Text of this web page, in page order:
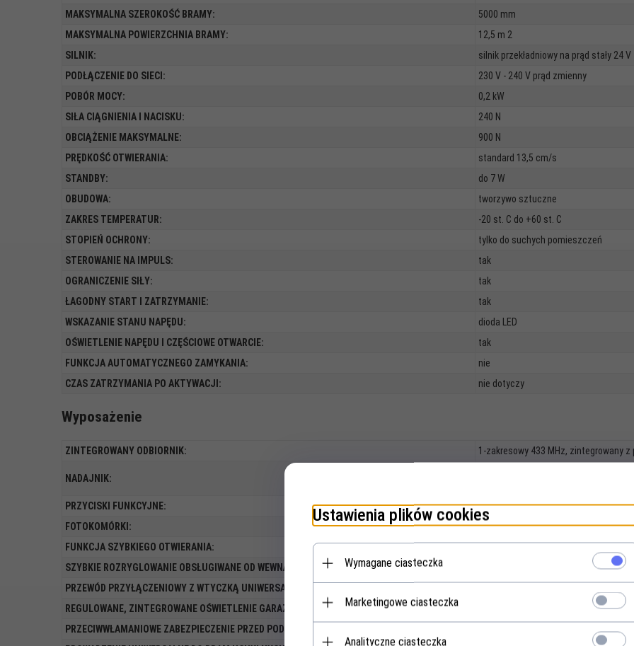
MAKSYMALNA SZEROKOŚĆ BRAMY:
5000 mm
MAKSYMALNA POWIERZCHNIA BRAMY:
12,5 m 2
SILNIK:
silnik przekładniowy na prąd stały 24 V
PODŁĄCZENIE DO SIECI:
230 V - 240 V prąd zmienny
POBÓR MOCY:
0,2 kW
SIŁA CIĄGNIENIA I NACISKU:
240 N
OBCIĄŻENIE MAKSYMALNE:
900 N
PRĘDKOŚĆ OTWIERANIA:
standard 13,5 cm/s
STANDBY:
do 7 W
OBUDOWA:
tworzywo sztuczne
ZAKRES TEMPERATUR:
-20 st. C do +60 st. C
STOPIEŃ OCHRONY:
tylko do suchych pomieszczeń
STEROWANIE NA IMPULS:
tak
OGRANICZENIE SIŁY:
tak
ŁAGODNY START I ZATRZYMANIE:
tak
WSKAZANIE STANU NAPĘDU:
dioda LED
OŚWIETLENIE NAPĘDU I CZĘŚCIOWE OTWARCIE:
tak
FUNKCJA AUTOMATYCZNEGO ZAMYKANIA:
nie
CZAS ZATRZYMANIA PO AKTYWACJI:
nie dotyczy
Wyposażenie
ZINTEGROWANY ODBIORNIK: 1-zakresowy 433 MHz, zintegrowany
NADAJNIK:
PRZYCISKI FUNKCYJNE:
na obudowie napędu
FOTOKOMÓRKI:
brak
FUNKCJA SZYBKIEGO OTWIERANIA:
brak
SZYBKIE ROZRYGLOWANIE OBSŁUGIWANE OD WEWNĄTRZ:
PRZEWÓD PRZYŁĄCZENIOWY Z WTYCZKĄ UNIWERSALNĄ:
REGULOWANE, ZINTEGROWANE OŚWIETLENIE GARAŻU / USTAWIONE FABRYCZNIE:
PRZECIWWŁAMANIOWE ZABEZPIECZENIE PRZED PODWAŻENIEM:
Ustawienia plików cookies
Wymagane ciasteczka
Marketingowe ciasteczka
Analityczne ciasteczka